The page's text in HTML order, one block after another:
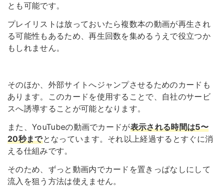
とも可能です。
プレイリストは放っておいたら複数本の動画が再生され
る可能性もあるため、再生回数を集めるうえで役立つか
もしれません。
そのほか、外部サイトへジャンプさせるためのカードも
あります。このカードを使用することで、自社のサービ
スへ誘導することが可能となります。
また、YouTubeの動画でカードが表示される時間は5〜
20秒までとなっています。それ以上経過するとすぐに消
える仕組みです。
そのため、ずっと動画内でカードを置きっぱなしにして
流入を狙う方法は使えません。